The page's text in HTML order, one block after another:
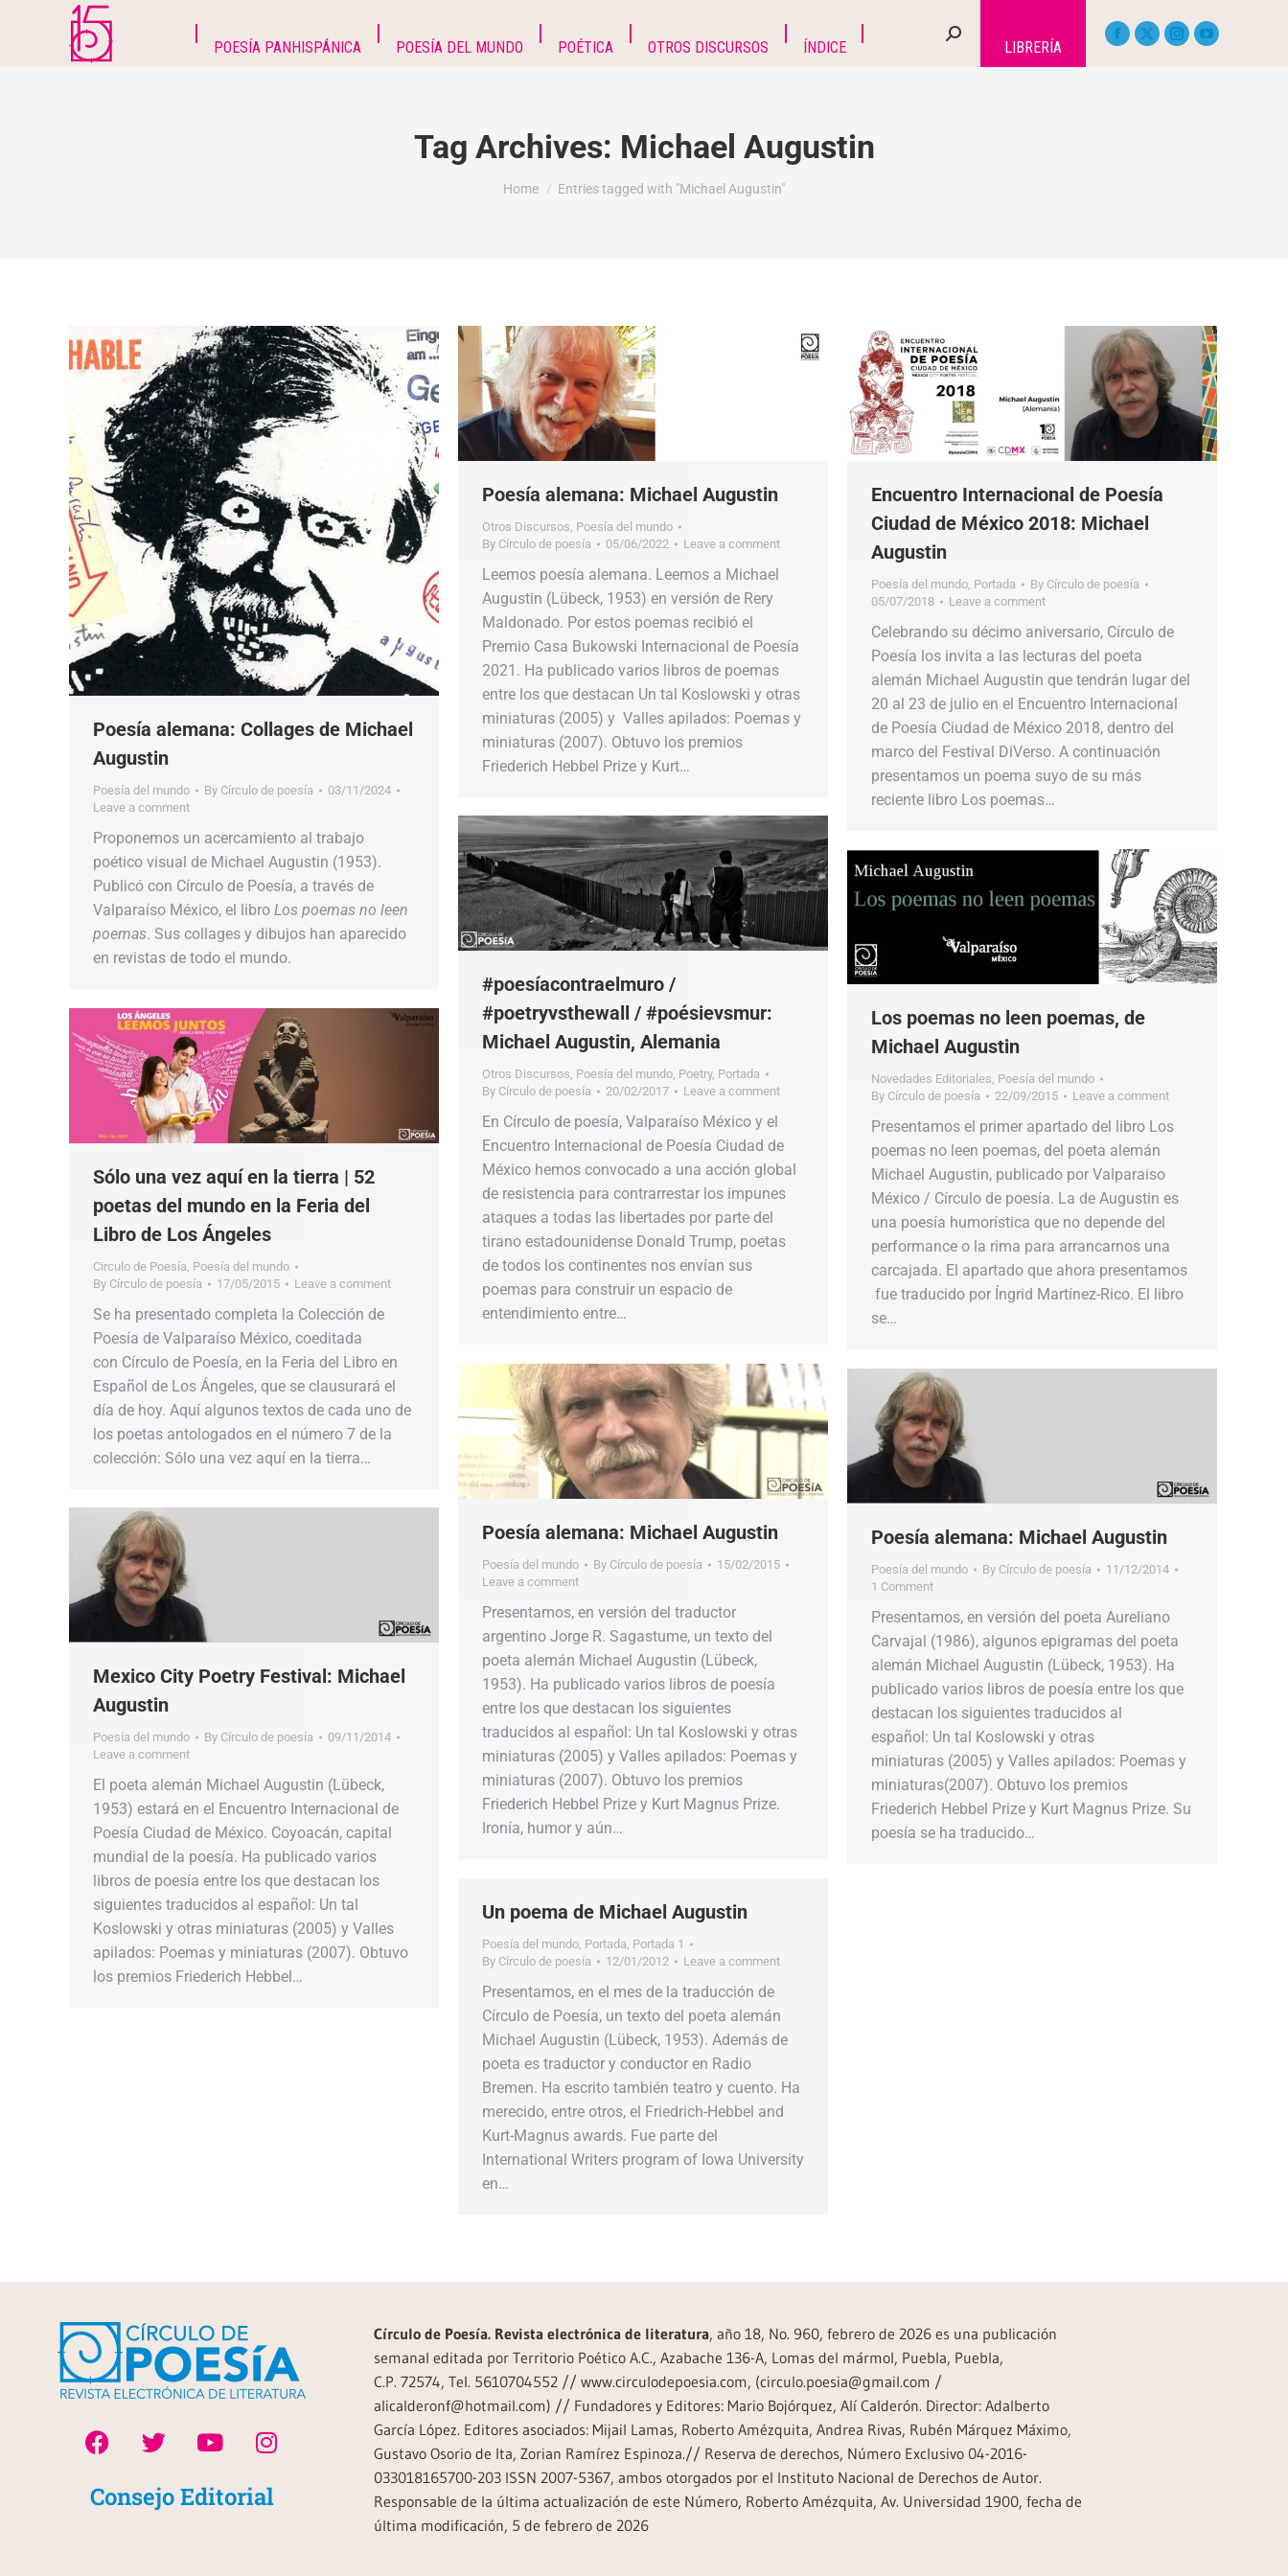
POESÍA PANHISPÁNICA POESÍA DEL MUNDO POÉTICA OTROS DISCURSOS ÍNDICE LIBRERÍA
Tag Archives: Michael Augustin
You are here:
Home Entries tagged with "Michael Augustin"
Poesía alemana: Collages de Michael
Augustin
Poesía del mundo By Círculo de poesía
03/11/2024
Leave a comment
Proponemos un acercamiento al trabajo
poético visual de Michael Augustin (1953).
Publicó con Círculo de Poesía, a través de
Valparaíso México, el libro Los poemas no leen
poemas. Sus collages y dibujos han aparecido
en revistas de todo el mundo.
Poesía alemana: Michael Augustin
Otros Discursos Poesía del mundo
By Círculo de poesía 05/06/2022 Leave a comment
Leemos poesía alemana. Leemos a Michael
Augustin (Lübeck, 1953) en versión de Rery
Maldonado. Por estos poemas recibió el
Premio Casa Bukowski Internacional de Poesía
2021. Ha publicado varios libros de poemas
entre los que destacan Un tal Koslowski y otras
miniaturas (2005) y Valles apilados: Poemas y
miniaturas (2007). Obtuvo los premios
Friederich Hebbel Prize y Kurt…
Encuentro Internacional de Poesía
Ciudad de México 2018: Michael
Augustin
Poesía del mundo Portada By Círculo de poesía
05/07/2018
Leave a comment
Celebrando su décimo aniversario, Círculo de
Poesía los invita a las lecturas del poeta
alemán Michael Augustin que tendrán lugar del
20 al 23 de julio en el Encuentro Internacional
de Poesía Ciudad de México 2018, dentro del
marco del Festival DiVerso. A continuación
presentamos un poema suyo de su más
reciente libro Los poemas…
#poesíacontraelmuro /
#poetryvsthewall / #poésievsmur:
Michael Augustin, Alemania
Otros Discursos Poesía del mundo Poetry, Portada
By Círculo de poesía 20/02/2017 Leave a comment
En Círculo de poesía, Valparaíso México y el
Encuentro Internacional de Poesía Ciudad de
México hemos convocado a una acción global
de resistencia para contrarrestar los impunes
ataques a todas las libertades por parte del
tirano estadounidense Donald Trump, poetas
de todos los continentes nos envían sus
poemas para construir un espacio de
entendimiento entre…
Los poemas no leen poemas, de
Michael Augustin
Novedades Editoriales Poesía del mundo
By Círculo de poesía 22/09/2015 Leave a comment
Presentamos el primer apartado del libro Los
poemas no leen poemas, del poeta alemán
Michael Augustin, publicado por Valparaiso
México / Círculo de poesía. La de Augustin es
una poesía humorística que no depende del
performance o la rima para arrancarnos una
carcajada. El apartado que ahora presentamos
fue traducido por Íngrid Martínez-Rico. El libro
se…
Sólo una vez aquí en la tierra | 52
poetas del mundo en la Feria del
Libro de Los Ángeles
Circulo de Poesía Poesía del mundo
By Círculo de poesía 17/05/2015 Leave a comment
Se ha presentado completa la Colección de
Poesía de Valparaíso México, coeditada
con Círculo de Poesía, en la Feria del Libro en
Español de Los Ángeles, que se clausurará el
día de hoy. Aquí algunos textos de cada uno de
los poetas antologados en el número 7 de la
colección: Sólo una vez aquí en la tierra…
Poesía alemana: Michael Augustin
Poesía del mundo By Círculo de poesía
15/02/2015
Leave a comment
Presentamos, en versión del traductor
argentino Jorge R. Sagastume, un texto del
poeta alemán Michael Augustin (Lübeck,
1953). Ha publicado varios libros de poesía
entre los que destacan los siguientes
traducidos al español: Un tal Koslowski y otras
miniaturas (2005) y Valles apilados: Poemas y
miniaturas (2007). Obtuvo los premios
Friederich Hebbel Prize y Kurt Magnus Prize.
Ironía, humor y aún…
Poesía alemana: Michael Augustin
Poesía del mundo By Círculo de poesía
11/12/2014
1 Comment
Presentamos, en versión del poeta Aureliano
Carvajal (1986), algunos epigramas del poeta
alemán Michael Augustin (Lübeck, 1953). Ha
publicado varios libros de poesía entre los que
destacan los siguientes traducidos al
español: Un tal Koslowski y otras
miniaturas (2005) y Valles apilados: Poemas y
miniaturas(2007). Obtuvo los premios
Friederich Hebbel Prize y Kurt Magnus Prize. Su
poesía se ha traducido…
Mexico City Poetry Festival: Michael
Augustin
Poesía del mundo By Círculo de poesía
09/11/2014
Leave a comment
El poeta alemán Michael Augustin (Lübeck,
1953) estará en el Encuentro Internacional de
Poesía Ciudad de México. Coyoacán, capital
mundial de la poesía. Ha publicado varios
libros de poesía entre los que destacan los
siguientes traducidos al español: Un tal
Koslowski y otras miniaturas (2005) y Valles
apilados: Poemas y miniaturas (2007). Obtuvo
los premios Friederich Hebbel…
Un poema de Michael Augustin
Poesía del mundo, Portada, Portada 1
By Círculo de poesía 12/01/2012 Leave a comment
Presentamos, en el mes de la traducción de
Círculo de Poesía, un texto del poeta alemán
Michael Augustin (Lübeck, 1953). Además de
poeta es traductor y conductor en Radio
Bremen. Ha escrito también teatro y cuento. Ha
merecido, entre otros, el Friedrich-Hebbel and
Kurt-Magnus awards. Fue parte del
International Writers program of Iowa University
en…
Consejo Editorial
Círculo de Poesía. Revista electrónica de literatura, año 18, No. 960, febrero de 2026 es una publicación
semanal editada por Territorio Poético A.C., Azabache 136-A, Lomas del mármol, Puebla, Puebla,
C.P. 72574, Tel. 5610704552 // www.circulodepoesia.com, (circulo.poesia@gmail.com /
alicalderonf@hotmail.com) // Fundadores y Editores: Mario Bojórquez, Alí Calderón. Director: Adalberto
García López. Editores asociados: Mijail Lamas, Roberto Amézquita, Andrea Rivas, Rubén Márquez Máximo,
Gustavo Osorio de Ita, Zorian Ramírez Espinoza.// Reserva de derechos, Número Exclusivo 04-2016-
033018165700-203 ISSN 2007-5367, ambos otorgados por el Instituto Nacional de Derechos de Autor.
Responsable de la última actualización de este Número, Roberto Amézquita, Av. Universidad 1900, fecha de
última modificación, 5 de febrero de 2026